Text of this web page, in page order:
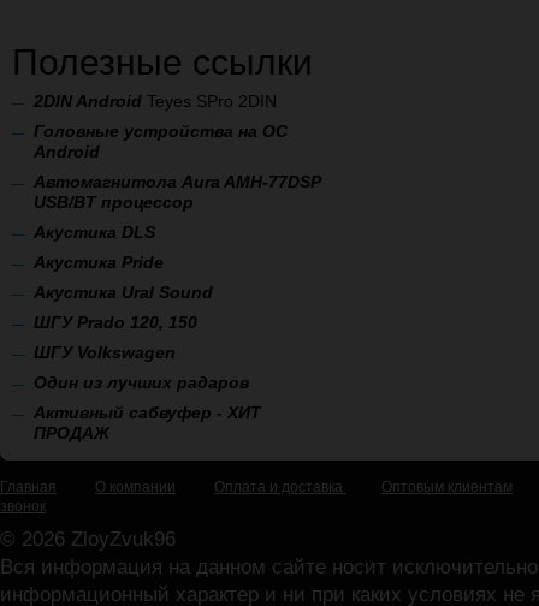
Полезные ссылки
2DIN Android Teyes SPro 2DIN
Головные устройства на ОС
Android
Автомагнитола Aura AMH-77DSP
USB/BT процессор
Акустика DLS
Акустика Pride
Акустика Ural Sound
ШГУ Prado 120, 150
ШГУ Volkswagen
Один из лучших радаров
Активный сабвуфер - ХИТ
ПРОДАЖ
Главная О компании Оплата и доставка
Оптовым клиентам
звонок
© 2026 ZloyZvuk96
Вся информация на данном сайте носит исключительно
информационный характер и ни при каких условиях не